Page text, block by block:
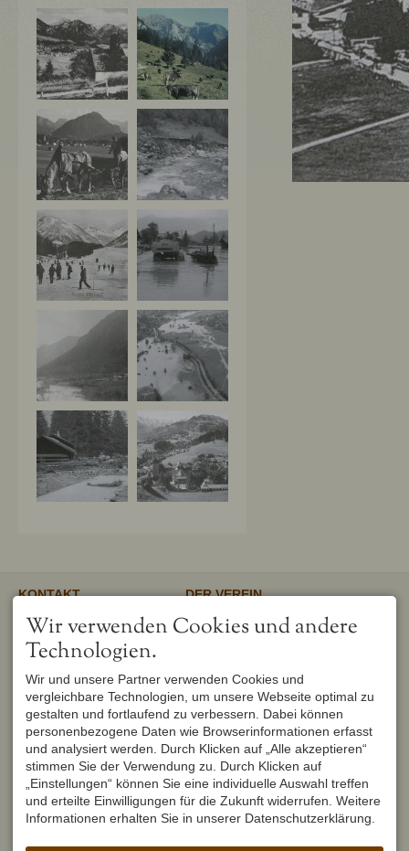
KONTAKT
Verschönerungsverein
Oberstdorf e.V.
1. Vorsitzender
Peter Titzler
87561 Oberstdorf
DEUTSCHLAND
Tel.+49 8322 6759
info@verschoenerungsverein-
oberstdorf.de
DER VEREIN
Unser gemeinnütziger Verein
unterstützt und fördert den
Brauchtum in Oberstdorf.
UNSER OBERSTDORF
Seit Februar 1982 werden die
Hefte der Reihe "Unser
Oberstdorf" zweimal im Jahr
vom Verschönerungsverein
WEITERFÜHRENDE LINKS
Urlaub in Oberstdorf
Markt Oberstdorf
Heimatmuseum Oberstdorf
Oberstdorf Lexikon
Wir verwenden Cookies und andere
Technologien.
Wir und unsere Partner verwenden Cookies und
vergleichbare Technologien, um unsere Webseite optimal zu
gestalten und fortlaufend zu verbessern. Dabei können
personenbezogene Daten wie Browserinformationen erfasst
und analysiert werden. Durch Klicken auf „Alle akzeptieren“
stimmen Sie der Verwendung zu. Durch Klicken auf
„Einstellungen“ können Sie eine individuelle Auswahl treffen
und erteilte Einwilligungen für die Zukunft widerrufen. Weitere
Informationen erhalten Sie in unserer Datenschutzerklärung.